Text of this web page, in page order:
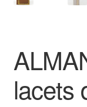
lacets